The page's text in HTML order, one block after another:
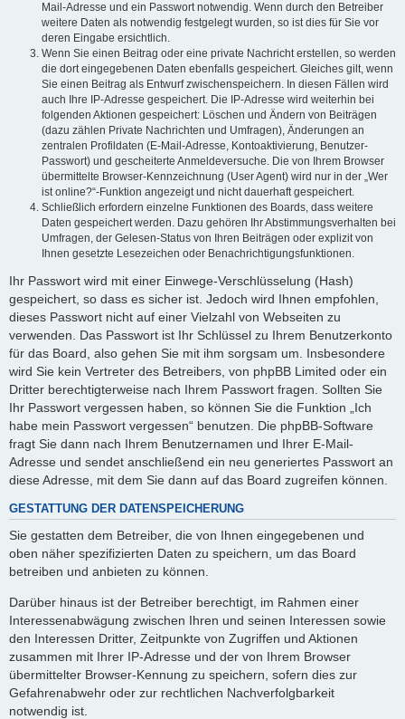
Mail-Adresse und ein Passwort notwendig. Wenn durch den Betreiber
weitere Daten als notwendig festgelegt wurden, so ist dies für Sie vor
deren Eingabe ersichtlich.
Wenn Sie einen Beitrag oder eine private Nachricht erstellen, so werden
die dort eingegebenen Daten ebenfalls gespeichert. Gleiches gilt, wenn
Sie einen Beitrag als Entwurf zwischenspeichern. In diesen Fällen wird
auch Ihre IP-Adresse gespeichert. Die IP-Adresse wird weiterhin bei
folgenden Aktionen gespeichert: Löschen und Ändern von Beiträgen
(dazu zählen Private Nachrichten und Umfragen), Änderungen an
zentralen Profildaten (E-Mail-Adresse, Kontoaktivierung, Benutzer-
Passwort) und gescheiterte Anmeldeversuche. Die von Ihrem Browser
übermittelte Browser-Kennzeichnung (User Agent) wird nur in der „Wer
ist online?“-Funktion angezeigt und nicht dauerhaft gespeichert.
Schließlich erfordern einzelne Funktionen des Boards, dass weitere
Daten gespeichert werden. Dazu gehören Ihr Abstimmungsverhalten bei
Umfragen, der Gelesen-Status von Ihren Beiträgen oder explizit von
Ihnen gesetzte Lesezeichen oder Benachrichtigungsfunktionen.
Ihr Passwort wird mit einer Einwege-Verschlüsselung (Hash)
gespeichert, so dass es sicher ist. Jedoch wird Ihnen empfohlen,
dieses Passwort nicht auf einer Vielzahl von Webseiten zu
verwenden. Das Passwort ist Ihr Schlüssel zu Ihrem Benutzerkonto
für das Board, also gehen Sie mit ihm sorgsam um. Insbesondere
wird Sie kein Vertreter des Betreibers, von phpBB Limited oder ein
Dritter berechtigterweise nach Ihrem Passwort fragen. Sollten Sie
Ihr Passwort vergessen haben, so können Sie die Funktion „Ich
habe mein Passwort vergessen“ benutzen. Die phpBB-Software
fragt Sie dann nach Ihrem Benutzernamen und Ihrer E-Mail-
Adresse und sendet anschließend ein neu generiertes Passwort an
diese Adresse, mit dem Sie dann auf das Board zugreifen können.
GESTATTUNG DER DATENSPEICHERUNG
Sie gestatten dem Betreiber, die von Ihnen eingegebenen und
oben näher spezifizierten Daten zu speichern, um das Board
betreiben und anbieten zu können.
Darüber hinaus ist der Betreiber berechtigt, im Rahmen einer
Interessenabwägung zwischen Ihren und seinen Interessen sowie
den Interessen Dritter, Zeitpunkte von Zugriffen und Aktionen
zusammen mit Ihrer IP-Adresse und der von Ihrem Browser
übermittelter Browser-Kennung zu speichern, sofern dies zur
Gefahrenabwehr oder zur rechtlichen Nachverfolgbarkeit
notwendig ist.